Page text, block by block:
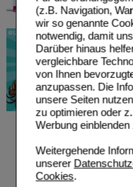
(z.B. Navigation,
wir so genannte
notwendig, damit
Darüber hinaus
vergleichbare
von Ihnen
anzupassen. Die
unsere Seiten
zu optimieren oder
Werbung
Weitergehende
unserer
Cookies.